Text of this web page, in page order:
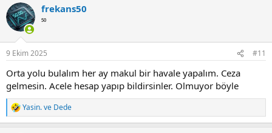
c
t
i
n
s
frekans50
⁵⁰
9 Ekim 2025 #11
Orta yolu bulalım her ay makul bir havale yapalım. Ceza
gelmesin. Acele hesap yapıp bildirsinler. Olmuyor böyle
R
e
Yasin.ve Dede